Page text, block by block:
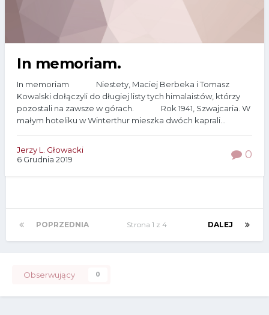
In memoriam.
In memoriam Niestety, Maciej Berbeka i Tomasz
Kowalski dołączyli do długiej listy tych himalaistów, którzy
pozostali na zawsze w górach. Rok 1941, Szwajcaria. W
małym hoteliku w Winterthur mieszka dwóch kaprali...
Jerzy L. Głowacki
6 Grudnia 2019
0
POPRZEDNIA DALEJ
Strona 1 z 4
Obserwujący 0